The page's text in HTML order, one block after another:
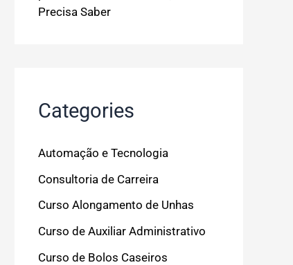
Precisa Saber
Categories
Automação e Tecnologia
Consultoria de Carreira
Curso Alongamento de Unhas
Curso de Auxiliar Administrativo
Curso de Bolos Caseiros